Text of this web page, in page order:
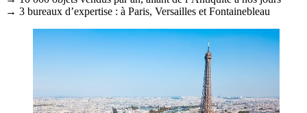
→ 3 bureaux d’expertise : à Paris, Versailles et Fontainebleau